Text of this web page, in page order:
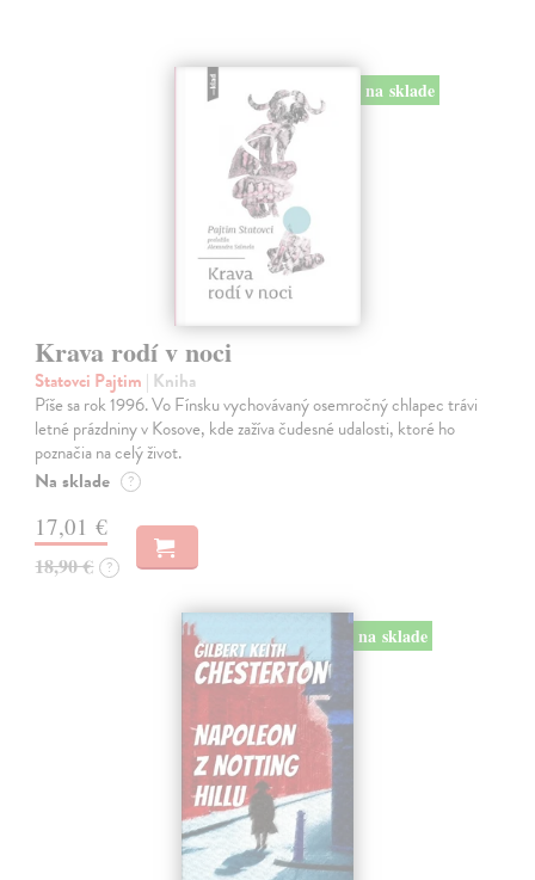
na sklade
Krava rodí v noci
Statovci Pajtim | Kniha
Píše sa rok 1996. Vo Fínsku vychovávaný osemročný chlapec trávi
letné prázdniny v Kosove, kde zažíva čudesné udalosti, ktoré ho
poznačia na celý život.
Na sklade ?
17,01 €
18,90 € ?
na sklade